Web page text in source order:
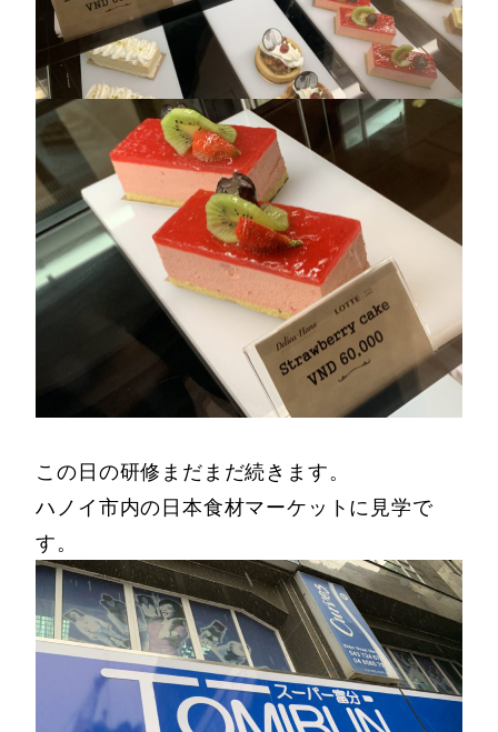
この日の研修まだまだ続きます。
ハノイ市内の日本食材マーケットに見学で
す。